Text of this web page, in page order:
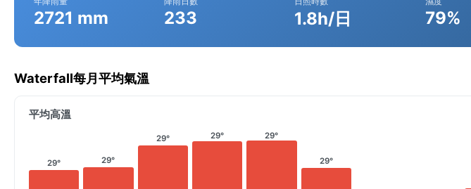
2721 mm 233 1.8h/日 79%
Waterfall每月平均氣溫
平均高溫
29° 29°
29° 29° 29°
29°